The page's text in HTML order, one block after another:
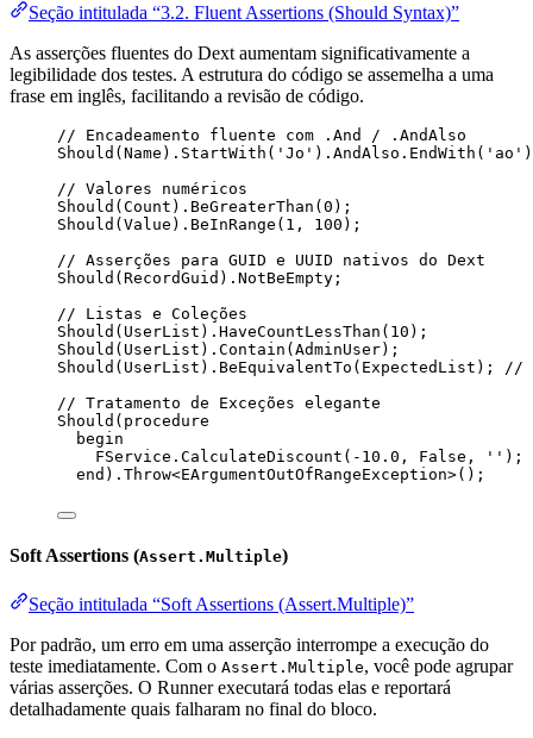
Seção intitulada “3.2. Fluent Assertions (Should Syntax)”
As asserções fluentes do Dext aumentam significativamente a
legibilidade dos testes. A estrutura do código se assemelha a uma
frase em inglês, facilitando a revisão de código.
// Encadeamento fluente com .And / .AndAlso
Should(Name ).StartWith( ' Jo ' ).AndAlso.EndWith( ' ao '
// Valores numéricos
Should(Count).BeGreaterThan(0 );
Should(Value).BeInRange( 1 , 100 );
// Asserções para GUID e UUID nativos do Dext
Should(RecordGuid).NotBeEmpty;
// Listas e Coleções
Should(UserList).HaveCountLessThan( 10 );
Should(UserList).Contain(AdminUser);
Should(UserList).BeEquivalentTo(ExpectedList);
//
// Tratamento de Exceções elegante
Should(procedure
begin
FService.CalculateDiscount(- 10.0 , False , '' );
end ).Throw<EArgumentOutOfRangeException>();
Soft Assertions (Assert.Multiple)
Seção intitulada “Soft Assertions (Assert.Multiple)”
Por padrão, um erro em uma asserção interrompe a execução do
teste imediatamente. Com o Assert.Multiple, você pode agrupar
várias asserções. O Runner executará todas elas e reportará
detalhadamente quais falharam no final do bloco.